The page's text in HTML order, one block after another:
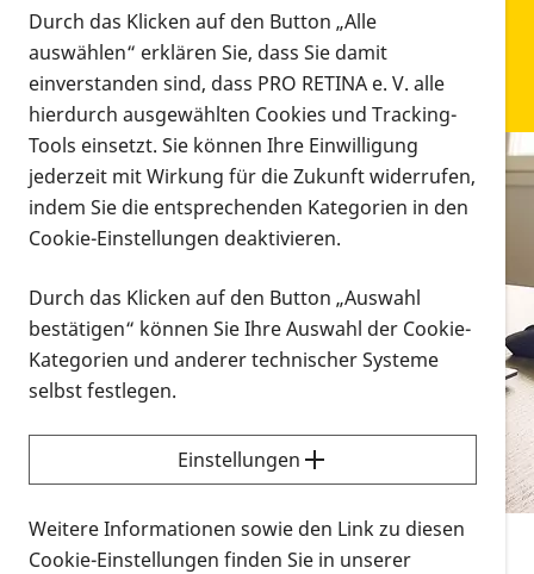
Infomaterial
Infomaterial
Vorlesen
Alle Infomaterialien in verschiedenen
Formaten an einem Ort
Sie möchten wissen, wie Sie nach Infonmaterial
suchen und dieses bestellen bzw. herunterladen
können? Schauen Sie sich dieErklärvideos zum
Thema Infomaterial auf der PRO RETINA-Website
für blinde und sehbehinderte Menschen an.
Durch das Klicken auf den Button „Alle
auswählen“ erklären Sie, dass Sie damit
einverstanden sind, dass PRO RETINA e. V. alle
hierdurch ausgewählten Cookies und Tracking-
Tools einsetzt. Sie können Ihre Einwilligung
jederzeit mit Wirkung für die Zukunft widerrufen,
indem Sie die entsprechenden Kategorien in den
Cookie-Einstellungen deaktivieren.
Durch das Klicken auf den Button „Auswahl
bestätigen“ können Sie Ihre Auswahl der Cookie-
Kategorien und anderer technischer Systeme
selbst festlegen.
Einstellungen
Weitere Informationen sowie den Link zu diesen
Cookie-Einstellungen finden Sie in unserer